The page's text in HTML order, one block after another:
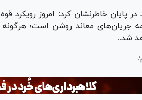
در پایان خاطرنشان کرد: امروز رویکرد
جریان‌های معاند روشن است؛
شد..